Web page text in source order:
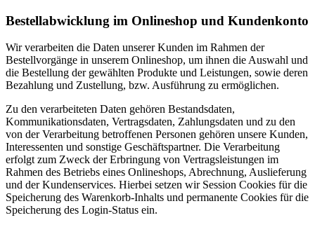
Bestellabwicklung im Onlineshop und Kundenkonto
Wir verarbeiten die Daten unserer Kunden im Rahmen der
Bestellvorgänge in unserem Onlineshop, um ihnen die Auswahl und
die Bestellung der gewählten Produkte und Leistungen, sowie deren
Bezahlung und Zustellung, bzw. Ausführung zu ermöglichen.
Zu den verarbeiteten Daten gehören Bestandsdaten,
Kommunikationsdaten, Vertragsdaten, Zahlungsdaten und zu den
von der Verarbeitung betroffenen Personen gehören unsere Kunden,
Interessenten und sonstige Geschäftspartner. Die Verarbeitung
erfolgt zum Zweck der Erbringung von Vertragsleistungen im
Rahmen des Betriebs eines Onlineshops, Abrechnung, Auslieferung
und der Kundenservices. Hierbei setzen wir Session Cookies für die
Speicherung des Warenkorb-Inhalts und permanente Cookies für die
Speicherung des Login-Status ein.